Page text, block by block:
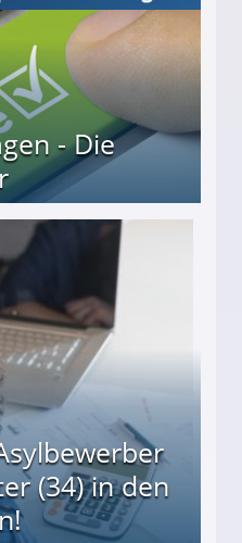
- Die
(34) in den